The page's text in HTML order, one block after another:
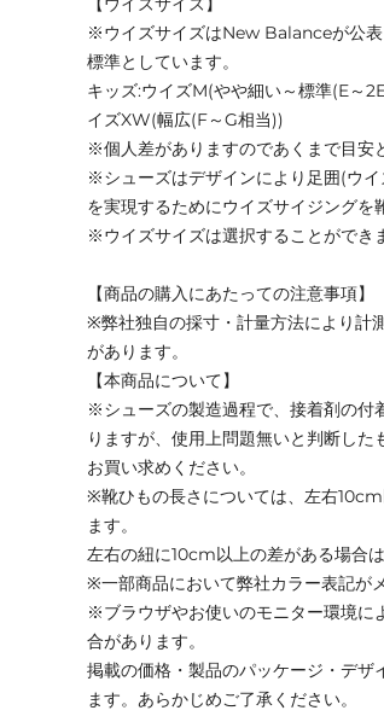
※ウイズサイズはNew Balanceが公表
標準としています。
キッズ:ウイズM(やや細い～標準(E～
イズXW(幅広(F～G相当))
※個人差がありますのであくまで目安
※シューズはデザインにより足囲(ウ
を実現するためにウイズサイジングを
※ウイズサイズは選択することができ
【商品の購入にあたっての注意事項】
※弊社独自の採寸・計量方法により計
があります。
【本商品について】
※シューズの製造過程で、接着剤の付
りますが、使用上問題無いと判断した
お買い求めください。
※靴ひもの長さについては、左右
ます。
左右の紐に10cm以上の差がある場合
※一部商品において弊社カラー表記が
※ブラウザやお使いのモニター環境に
合があります。
掲載の価格・製品のパッケージ・デザ
ます。あらかじめご了承ください。